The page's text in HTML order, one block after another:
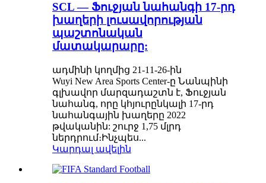
SCL — Ֆուջյան նահանգի 17-րդ
խաղերի լուսավորության
պաշտոնական
մատակարարը:
ադմինի կողմից 21-11-26-ին
Wuyi New Area Sports Center-ը Նանպինի
գլխավոր մարզադաշտն է, Ֆուջյան
նահանգ, որը կհյուրընկալի 17-րդ
նահանգային խաղերը 2022
թվականին: շուրջ 1,75 մլրդ
ներդրում։Ինչպես...
Կարդալ ավելին